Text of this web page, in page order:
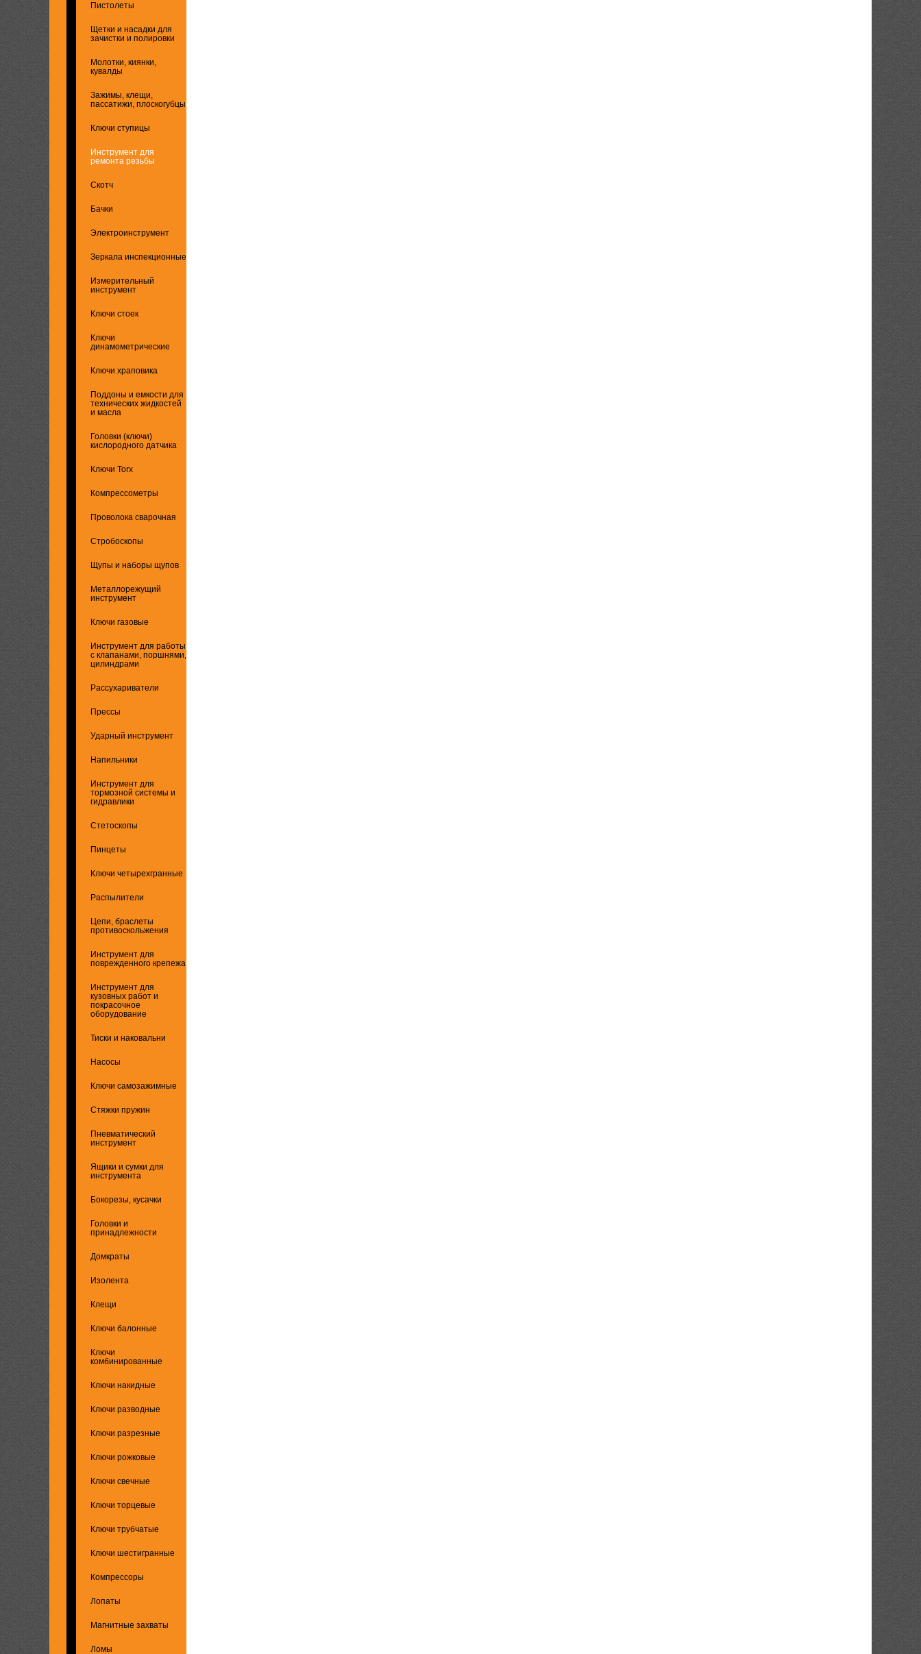
Пистолеты
Щетки и насадки для
зачистки и полировки
Молотки, киянки,
кувалды
Зажимы, клещи,
пассатижи, плоскогубцы
Ключи ступицы
Инструмент для
ремонта резьбы
Скотч
Бачки
Электроинструмент
Зеркала инспекционные
Измерительный
инструмент
Ключи стоек
Ключи
динамометрические
Ключи храповика
Поддоны и емкости для
технических жидкостей
и масла
Головки (ключи)
кислородного датчика
Ключи Torx
Компрессометры
Проволока сварочная
Стробоскопы
Щупы и наборы щупов
Металлорежущий
инструмент
Ключи газовые
Инструмент для работы
с клапанами, поршнями,
цилиндрами
Рассухариватели
Прессы
Ударный инструмент
Напильники
Инструмент для
тормозной системы и
гидравлики
Стетоскопы
Пинцеты
Ключи четырехгранные
Распылители
Цепи, браслеты
противоскольжения
Инструмент для
поврежденного крепежа
Инструмент для
кузовных работ и
покрасочное
оборудование
Тиски и наковальни
Насосы
Ключи самозажимные
Стяжки пружин
Пневматический
инструмент
Ящики и сумки для
инструмента
Бокорезы, кусачки
Головки и
принадлежности
Домкраты
Изолента
Клещи
Ключи балонные
Ключи
комбинированные
Ключи накидные
Ключи разводные
Ключи разрезные
Ключи рожковые
Ключи свечные
Ключи торцевые
Ключи трубчатые
Ключи шестигранные
Компрессоры
Лопаты
Магнитные захваты
Ломы